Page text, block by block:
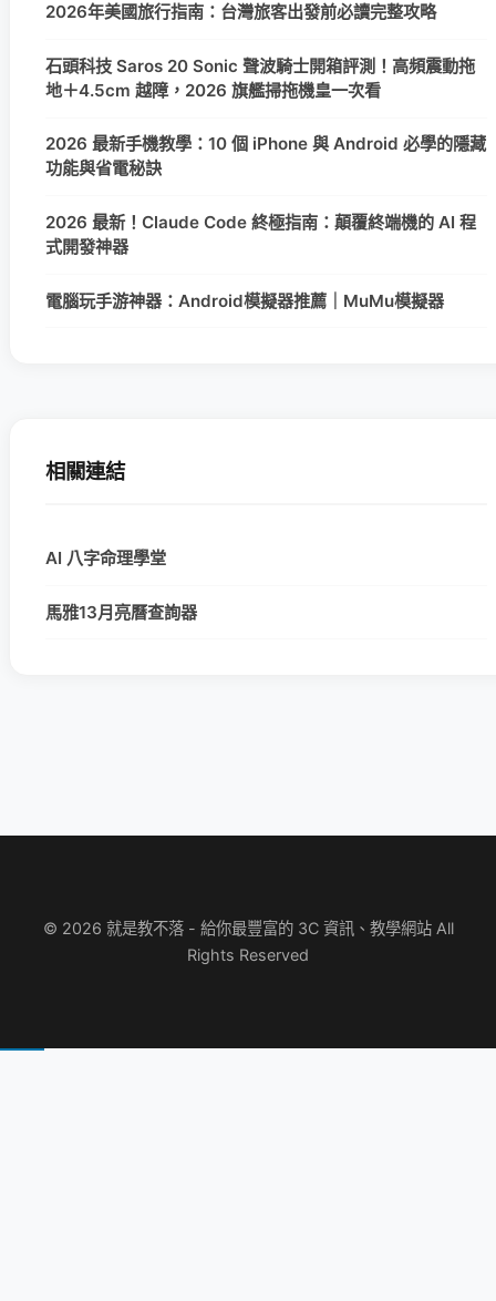
2026年美國旅行指南：台灣旅客出發前必讀完整攻略
石頭科技 Saros 20 Sonic 聲波騎士開箱評測！高頻震動拖
地＋4.5cm 越障，2026 旗艦掃拖機皇一次看
2026 最新手機教學：10 個 iPhone 與 Android 必學的隱藏
功能與省電秘訣
2026 最新！Claude Code 終極指南：顛覆終端機的 AI 程
式開發神器
電腦玩手游神器：Android模擬器推薦｜MuMu模擬器
相關連結
AI 八字命理學堂
馬雅13月亮曆查詢器
© 2026 就是教不落 - 給你最豐富的 3C 資訊、教學網站 All
Rights Reserved